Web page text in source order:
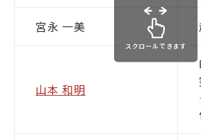
宮永 一美
山本 和明
スクロールできます